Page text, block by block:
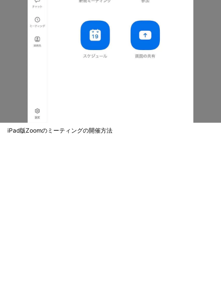
iPad版Zoomのミーティングの開催方法